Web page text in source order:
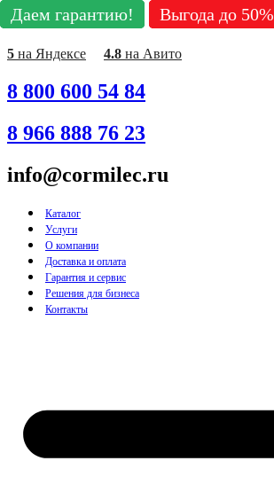
Перейти
к
содержимому
5 на Яндексе 4.8 на Авито
8 800 600 54 84
8 966 888 76 23
info@cormilec.ru
Каталог
Услуги
О компании
Доставка и оплата
Гарантия и сервис
Решения для бизнеса
Контакты
Даем гарантию! Выгода до 50%
Даем гарантию! Выгода до 50%
Даем гарантию! Выгода до 50%
Даем гарантию! Выгода до 50%
Даем гарантию! Выгода до 50%